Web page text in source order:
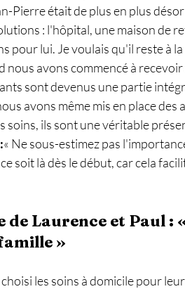
Pierre était de plus en plus
: l'hôpital, une maison de
pour lui. Je voulais qu'il reste à
nous avons commencé à
sont devenus une partie
avons même mis en place
soins, ils sont une véritable
« Ne sous-estimez pas
soit là dès le début, car cela
de Laurence et Paul :
»
les soins à domicile pour